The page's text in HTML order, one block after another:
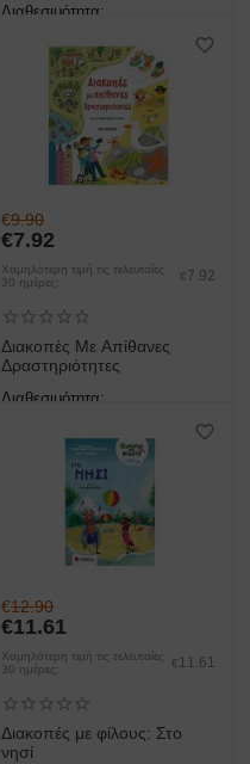
Διαθεσιμότητα:
έως 3 ημέρες
€9.90
€7.92
Χαμηλότερη τιμή τις τελευταίες
30 ημέρες:
€ 7.92
Διακοπές Με Απίθανες
Δραστηριότητες
Διαθεσιμότητα:
€12.90
€11.61
Χαμηλότερη τιμή τις τελευταίες
30 ημέρες:
€ 11.61
Διακοπές με φίλους: Στο
νησί